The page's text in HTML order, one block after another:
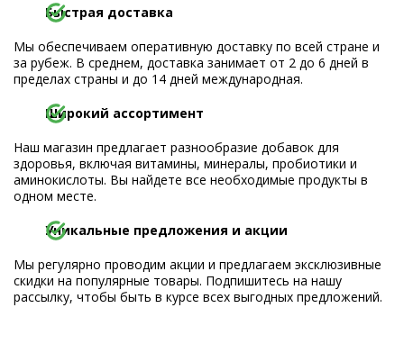
Быстрая доставка
Мы обеспечиваем оперативную доставку по всей стране и
за рубеж. В среднем, доставка занимает от 2 до 6 дней в
пределах страны и до 14 дней международная.
Широкий ассортимент
Наш магазин предлагает разнообразие добавок для
здоровья, включая витамины, минералы, пробиотики и
аминокислоты. Вы найдете все необходимые продукты в
одном месте.
Уникальные предложения и акции
Мы регулярно проводим акции и предлагаем эксклюзивные
скидки на популярные товары. Подпишитесь на нашу
рассылку, чтобы быть в курсе всех выгодных предложений.